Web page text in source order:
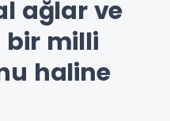
ağlar ve
bir milli
haline